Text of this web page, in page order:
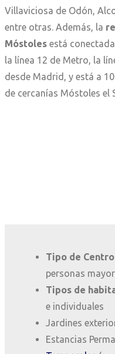
Villaviciosa de Odón,
entre otras. Además, la
Móstoles está
la línea 12 de Metro, la
desde Madrid, y está a
de cercanías Móstoles el
Tipo de
personas
Tipos de
e individuales
Jardines
Estancias